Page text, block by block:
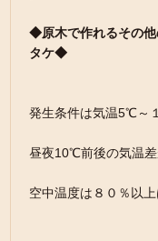
◆原木で作れるその他
タケ◆
発生条件は気温5℃～
昼夜10℃前後の気温差
空中温度は８０％以上